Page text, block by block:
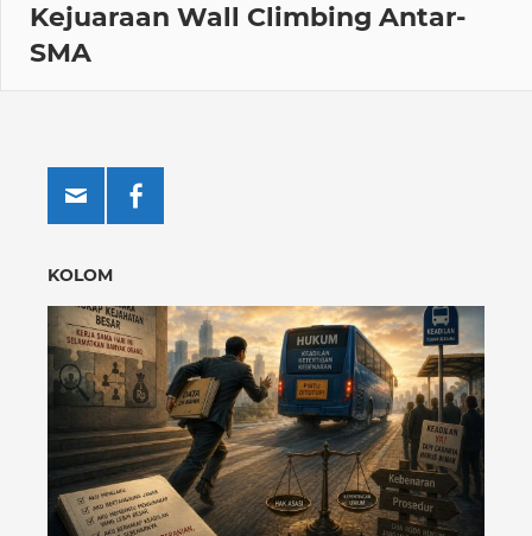
Kejuaraan Wall Climbing Antar-
SMA
KOLOM